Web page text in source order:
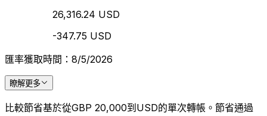
26,316.24 USD
-347.75 USD
匯率獲取時間：8/5/2026
瞭解更多
比較節省基於從GBP 20,000到USD的單次轉帳。節省通過